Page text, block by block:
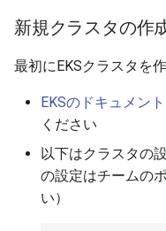
新規クラスタの作
最初にEKSクラスタを
EKSのドキュメント
ください
以下はクラスタの
の設定はチームの
い）